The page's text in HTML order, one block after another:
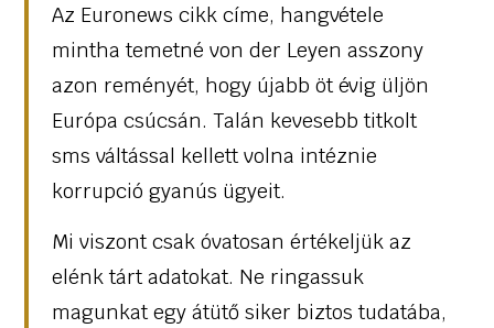
Az Euronews cikk címe, hangvétele
mintha temetné von der Leyen asszony
azon reményét, hogy újabb öt évig üljön
Európa csúcsán. Talán kevesebb titkolt
sms váltással kellett volna intéznie
korrupció gyanús ügyeit.
Mi viszont csak óvatosan értékeljük az
elénk tárt adatokat. Ne ringassuk
magunkat egy átütő siker biztos tudatába,